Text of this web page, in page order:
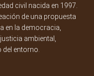
civil nacida en 1997.
de una propuesta
en la democracia,
ambiental,
del entorno.